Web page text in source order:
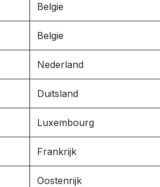
Belgie
Belgie
Nederland
Duitsland
Luxembourg
Frankrijk
Oostenrijk